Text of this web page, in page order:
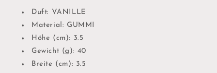
Duft: VANILLE
Material: GUMMI
Höhe (cm): 3.5
Gewicht (g): 40
Breite (cm): 3.5